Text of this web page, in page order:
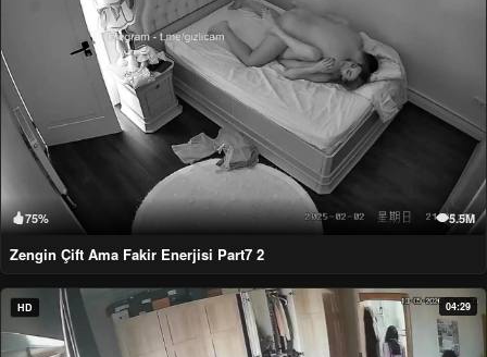
75% 5.5M
Zengin Çift Ama Fakir Enerjisi Part7 2
HD 04:29